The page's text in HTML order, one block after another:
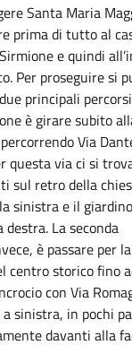
Santa Maria
prima di tutto al
e quindi
Per proseguire si
principali
è girare subito
Via
questa via ci si
sul retro della
sinistra e il giardino
La seconda
è passare per
centro storico fino
con Via
sinistra, in pochi
davanti alla